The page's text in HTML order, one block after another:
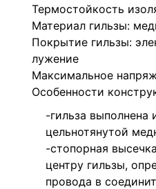
Термостойкость
Материал гильзы:
Покрытие гильзы:
лужение
Максимальное
Особенности
-гильза выполнена
цельнотянутой
-стопорная
центру гильзы,
провода в